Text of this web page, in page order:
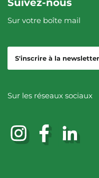
Suivez-nous
Sur votre boîte mail
S'inscrire à la newsletter
Sur les réseaux sociaux